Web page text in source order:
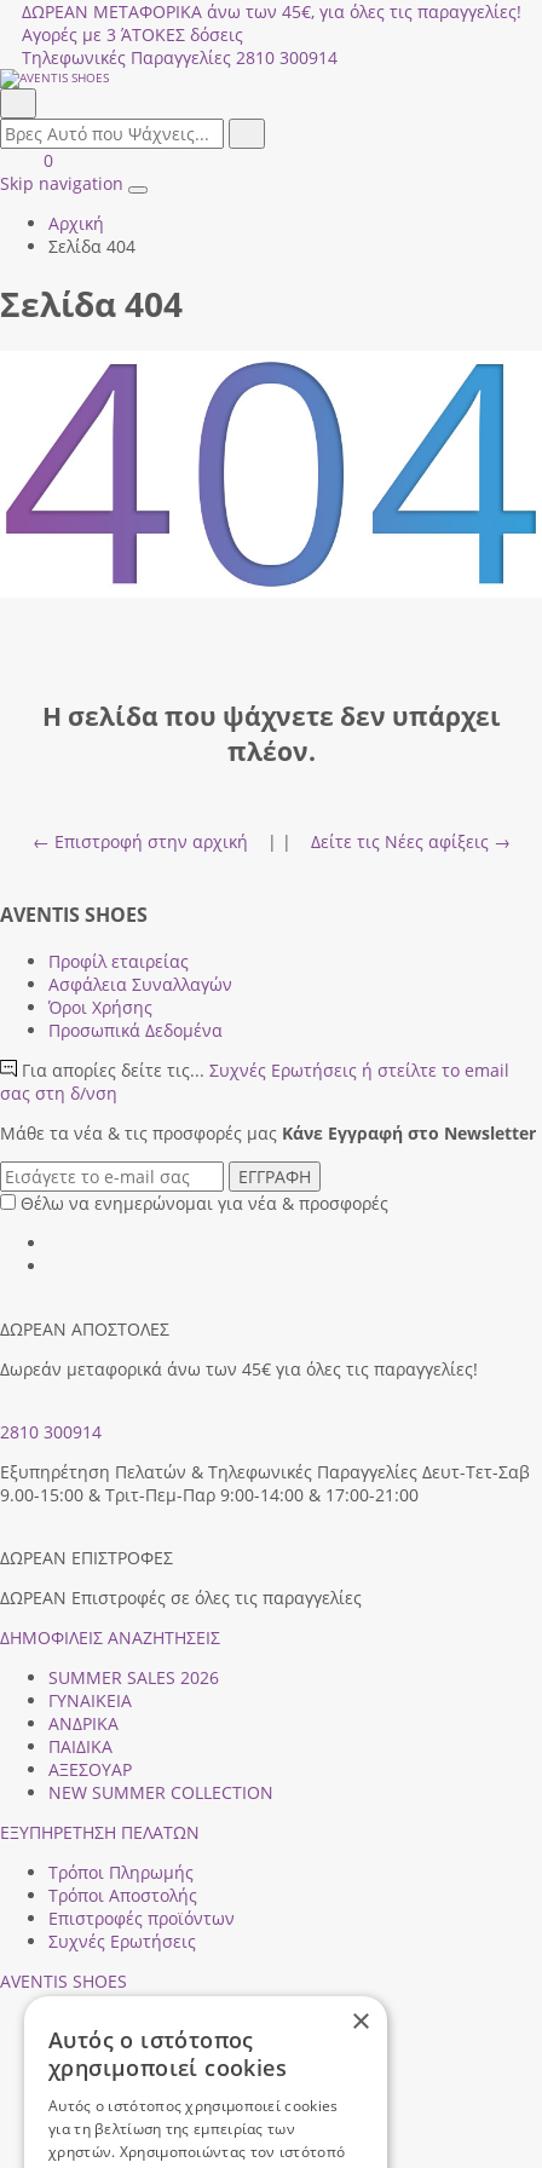
ΔΩΡΕΑΝ ΜΕΤΑΦΟΡΙΚΑ άνω των 45€, για όλες τις παραγγελίες!
Αγορές με 3 ΆΤΟΚΕΣ δόσεις
Τηλεφωνικές Παραγγελίες 2810 300914
field.search
Είσοδος
|
ΚΑΛΑΘΙ
ΑΓΟΡΩΝ
0
Skip navigation
Toggle
Αρχική
Σελίδα 404
Σελίδα 404
Η σελίδα που ψάχνετε δεν υπάρχει
πλέον.
← Επιστροφή στην αρχική | | Δείτε τις Νέες αφίξεις →
AVENTIS SHOES
Προφίλ εταιρείας
Ασφάλεια Συναλλαγών
Όροι Χρήσης
Προσωπικά Δεδομένα
Για απορίες δείτε τις... Συχνές Ερωτήσεις ή στείλτε το email
σας στη δ/νση
Μάθε τα νέα & τις προσφορές μας Κάνε Eγγραφή στο Newsletter
ΕΓΓΡΑΦΗ
Θέλω να ενημερώνομαι για νέα & προσφορές
ΔΩΡΕΑΝ ΑΠΟΣΤΟΛΕΣ
Δωρεάν μεταφορικά άνω των 45€ για όλες τις παραγγελίες!
2810 300914
Εξυπηρέτηση Πελατών & Τηλεφωνικές Παραγγελίες Δευτ-Τετ-Σαβ
9.00-15:00 & Τριτ-Πεμ-Παρ 9:00-14:00 & 17:00-21:00
ΔΩΡΕΑΝ ΕΠΙΣΤΡΟΦΕΣ
ΔΩΡΕΑΝ Επιστροφές σε όλες τις παραγγελίες
ΔΗΜΟΦΙΛEIΣ ΑΝΑΖΗΤΗΣΕΙΣ
SUMMER SALES 2026
ΓΥΝΑΙΚΕΙΑ
ΑΝΔΡΙΚΑ
ΠΑΙΔΙΚΑ
ΑΞΕΣΟΥΑΡ
NEW SUMMER COLLECTION
ΕΞΥΠΗΡΕΤΗΣΗ ΠΕΛΑΤΩΝ
Τρόποι Πληρωμής
Τρόποι Αποστολής
Επιστροφές προϊόντων
Συχνές Ερωτήσεις
AVENTIS SHOES
Ασφάλεια Συναλλαγών
Προσωπικά Δεδομένα
Όροι Χρήσης
×
Αυτός ο ιστότοπος
χρησιμοποιεί cookies
Αυτός ο ιστότοπος χρησιμοποιεί cookies
για τη βελτίωση της εμπειρίας των
χρηστών. Χρησιμοποιώντας τον ιστότοπό